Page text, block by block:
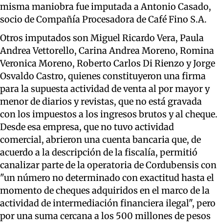
misma maniobra fue imputada a Antonio Casado,
socio de Compañía Procesadora de Café Fino S.A.
Otros imputados son Miguel Ricardo Vera, Paula
Andrea Vettorello, Carina Andrea Moreno, Romina
Veronica Moreno, Roberto Carlos Di Rienzo y Jorge
Osvaldo Castro, quienes constituyeron una firma
para la supuesta actividad de venta al por mayor y
menor de diarios y revistas, que no está gravada
con los impuestos a los ingresos brutos y al cheque.
Desde esa empresa, que no tuvo actividad
comercial, abrieron una cuenta bancaria que, de
acuerdo a la descripción de la fiscalía, permitió
canalizar parte de la operatoria de Cordubensis con
"un número no determinado con exactitud hasta el
momento de cheques adquiridos en el marco de la
actividad de intermediación financiera ilegal", pero
por una suma cercana a los 500 millones de pesos